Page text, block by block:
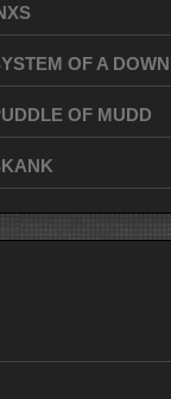
OF A DOWN
OF MUDD